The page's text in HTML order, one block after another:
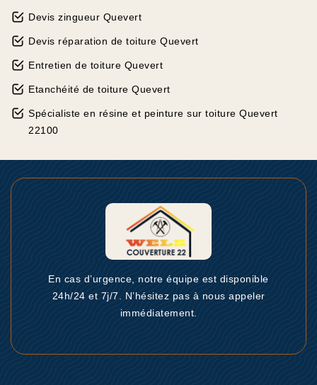
Devis zingueur Quevert
Devis réparation de toiture Quevert
Entretien de toiture Quevert
Etanchéité de toiture Quevert
Spécialiste en résine et peinture sur toiture Quevert
22100
En cas d’urgence, notre équipe est disponible
24h/24 et 7j/7. N’hésitez pas à nous appeler
immédiatement.